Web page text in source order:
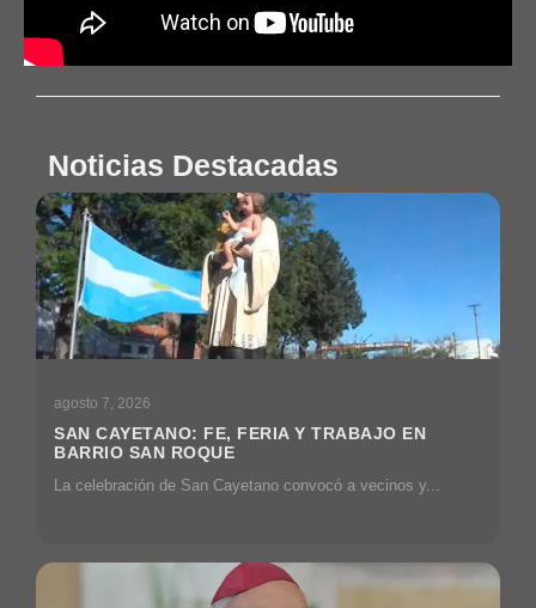
Noticias Destacadas
agosto 7, 2026
SAN CAYETANO: FE, FERIA Y TRABAJO EN
BARRIO SAN ROQUE
La celebración de San Cayetano convocó a vecinos y...